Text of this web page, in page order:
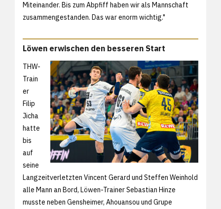
Miteinander. Bis zum Abpfiff haben wir als Mannschaft
zusammengestanden. Das war enorm wichtig."
Löwen erwischen den besseren Start
THW-
Train
er
Filip
Jicha
hatte
bis
auf
seine
Langzeitverletzten Vincent Gerard und Steffen Weinhold
alle Mann an Bord, Löwen-Trainer Sebastian Hinze
musste neben Gensheimer, Ahouansou und Grupe